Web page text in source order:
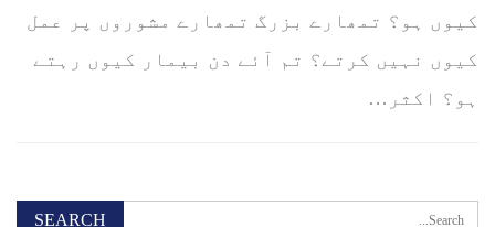
کیوں ہو؟ تمھارے بزرگ تمھارے مشوروں پر عمل
کیوں نہیں کرتے؟ تم آئے دن بیمار کیوں رہتے
ہو؟ اکثر…